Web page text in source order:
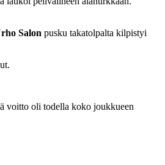
Salon pusku takatolpalta kilpistyi
voitto oli todella koko joukkueen